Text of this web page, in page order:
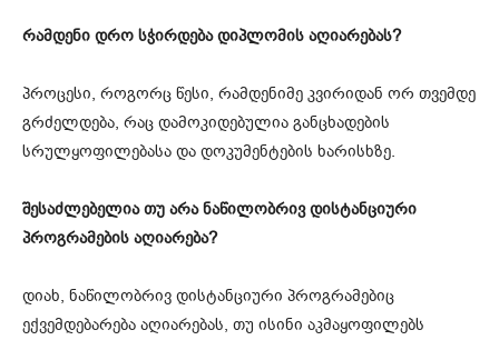
რამდენი დრო სჭირდება დიპლომის აღიარებას?
პროცესი, როგორც წესი, რამდენიმე კვირიდან ორ თვემდე
გრძელდება, რაც დამოკიდებულია განცხადების
სრულყოფილებასა და დოკუმენტების ხარისხზე.
შესაძლებელია თუ არა ნაწილობრივ დისტანციური
პროგრამების აღიარება?
დიახ, ნაწილობრივ დისტანციური პროგრამებიც
ექვემდებარება აღიარებას, თუ ისინი აკმაყოფილებს